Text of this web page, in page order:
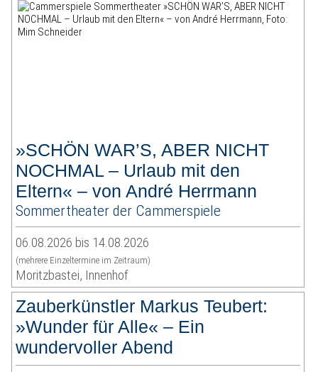
»SCHÖN WAR’S, ABER NICHT
NOCHMAL – Urlaub mit den
Eltern« – von André Herrmann
Sommertheater der Cammerspiele
06.08.2026 bis 14.08.2026
(mehrere Einzeltermine im Zeitraum)
Moritzbastei, Innenhof
Zauberkünstler Markus Teubert:
»Wunder für Alle« – Ein
wundervoller Abend